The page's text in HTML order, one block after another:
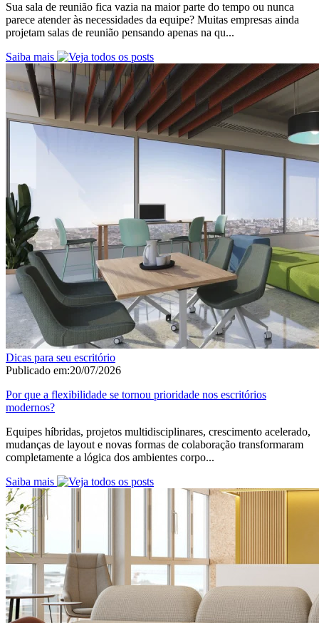
Sua sala de reunião fica vazia na maior parte do tempo ou nunca
parece atender às necessidades da equipe? Muitas empresas ainda
projetam salas de reunião pensando apenas na qu...
Saiba mais
Dicas para seu escritório
Publicado em:20/07/2026
Por que a flexibilidade se tornou prioridade nos escritórios
modernos?
Equipes híbridas, projetos multidisciplinares, crescimento acelerado,
mudanças de layout e novas formas de colaboração transformaram
completamente a lógica dos ambientes corpo...
Saiba mais